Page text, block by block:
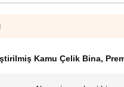
Kamu Çelik Bina,